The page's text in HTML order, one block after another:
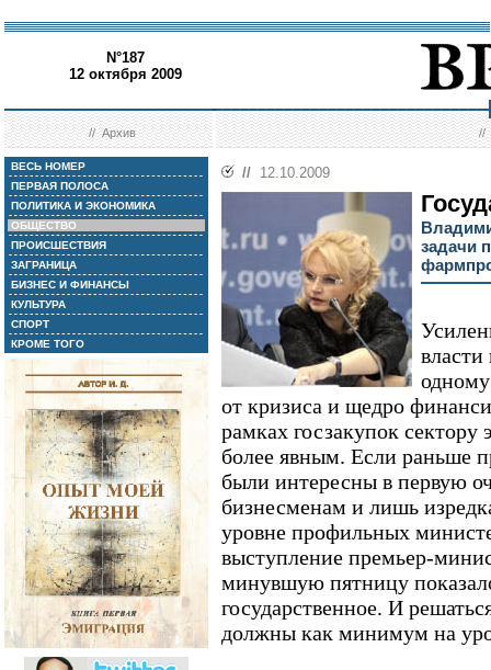
N°187
12 октября 2009
//Архив //
ВЕСЬ НОМЕР
ПЕРВАЯ ПОЛОСА
ПОЛИТИКА И ЭКОНОМИКА
ОБЩЕСТВО
ПРОИСШЕСТВИЯ
ЗАГРАНИЦА
БИЗНЕС И ФИНАНСЫ
КУЛЬТУРА
СПОРТ
КРОМЕ ТОГО
// 12.10.2009
задачи
от кризиса и щедро
рамках госзакупок сектору
более явным. Если раньше
были интересны в первую
бизнесменам и лишь
уровне профильных
выступление премьер-
минувшую пятницу
государственное. И
должны как минимум на